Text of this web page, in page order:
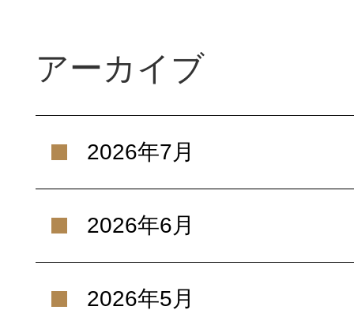
アーカイブ
2026年7月
2026年6月
2026年5月